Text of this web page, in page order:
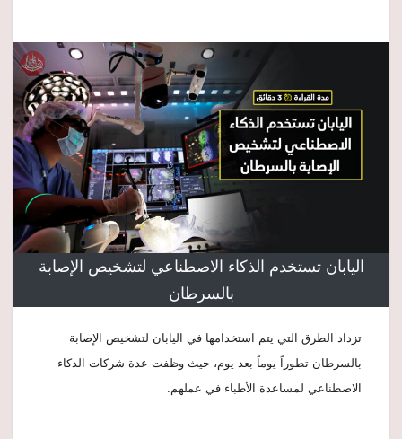
اليابان تستخدم الذكاء الاصطناعي لتشخيص الإصابة
بالسرطان
تزداد الطرق التي يتم استخدامها في اليابان لتشخيص الإصابة
بالسرطان تطوراً يوماً بعد يوم، حيث وظفت عدة شركات الذكاء
الاصطناعي لمساعدة الأطباء في عملهم.